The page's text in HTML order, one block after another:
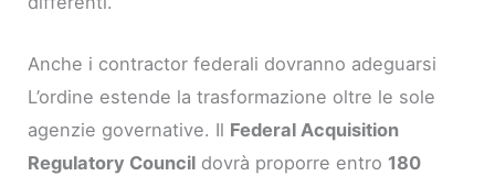
Anche i contractor federali dovranno adeguarsi
L’ordine estende la trasformazione oltre le sole
agenzie governative. Il Federal Acquisition
Regulatory Council dovrà proporre entro 180